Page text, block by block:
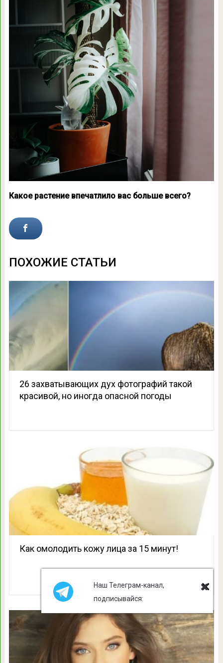
Какое растение впечатлило вас больше всего?
ПОХОЖИЕ СТАТЬИ
26 захватывающих дух фотографий такой
красивой, но иногда опасной погоды
Как омолодить кожу лица за 15 минут!
Наш Телеграм-канал,
подписывайся: